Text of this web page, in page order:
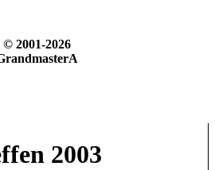
© 2001-2026
2003